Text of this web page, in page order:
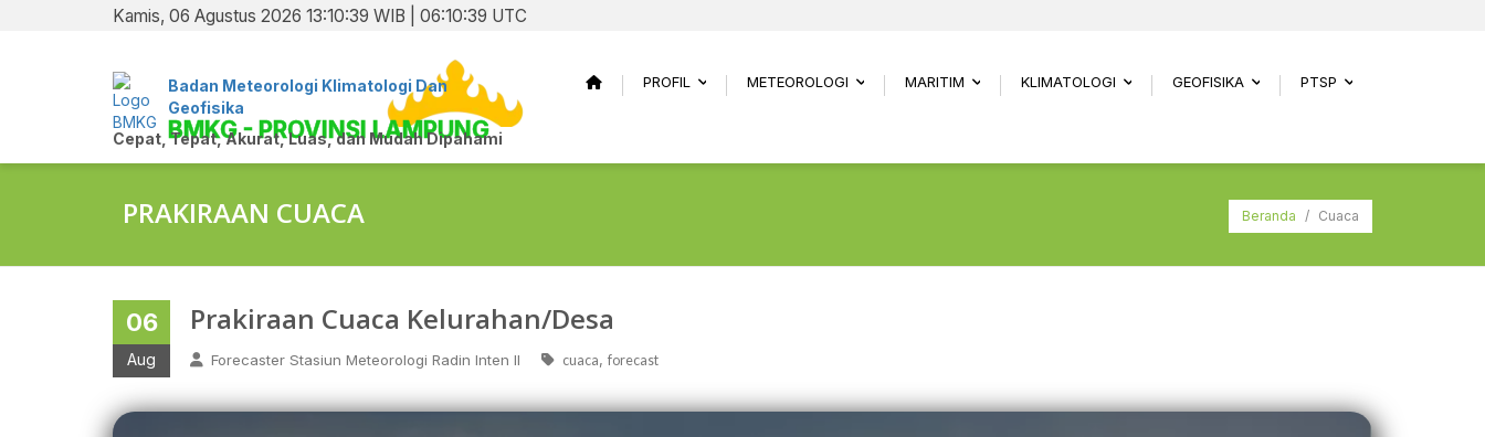
Kamis, 06 Agustus 2026 13:10:39 WIB | 06:10:39 UTC
Badan Meteorologi Klimatologi Dan
Geofisika
BMKG - PROVINSI LAMPUNG
PROFIL METEOROLOGI MARITIM KLIMATOLOGI GEOFISIKA PTSP
Cepat, Tepat, Akurat, Luas, dan Mudah Dipahami
PRAKIRAAN CUACA Beranda / Cuaca
06
Aug
Prakiraan Cuaca Kelurahan/Desa
Forecaster Stasiun Meteorologi Radin Inten II cuaca, forecast